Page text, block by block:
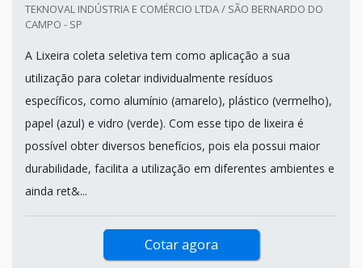
TEKNOVAL INDÚSTRIA E COMÉRCIO LTDA / SÃO BERNARDO DO
CAMPO - SP
A Lixeira coleta seletiva tem como aplicação a sua
utilização para coletar individualmente resíduos
específicos, como alumínio (amarelo), plástico (vermelho),
papel (azul) e vidro (verde). Com esse tipo de lixeira é
possível obter diversos benefícios, pois ela possui maior
durabilidade, facilita a utilização em diferentes ambientes e
ainda ret&...
Cotar agora